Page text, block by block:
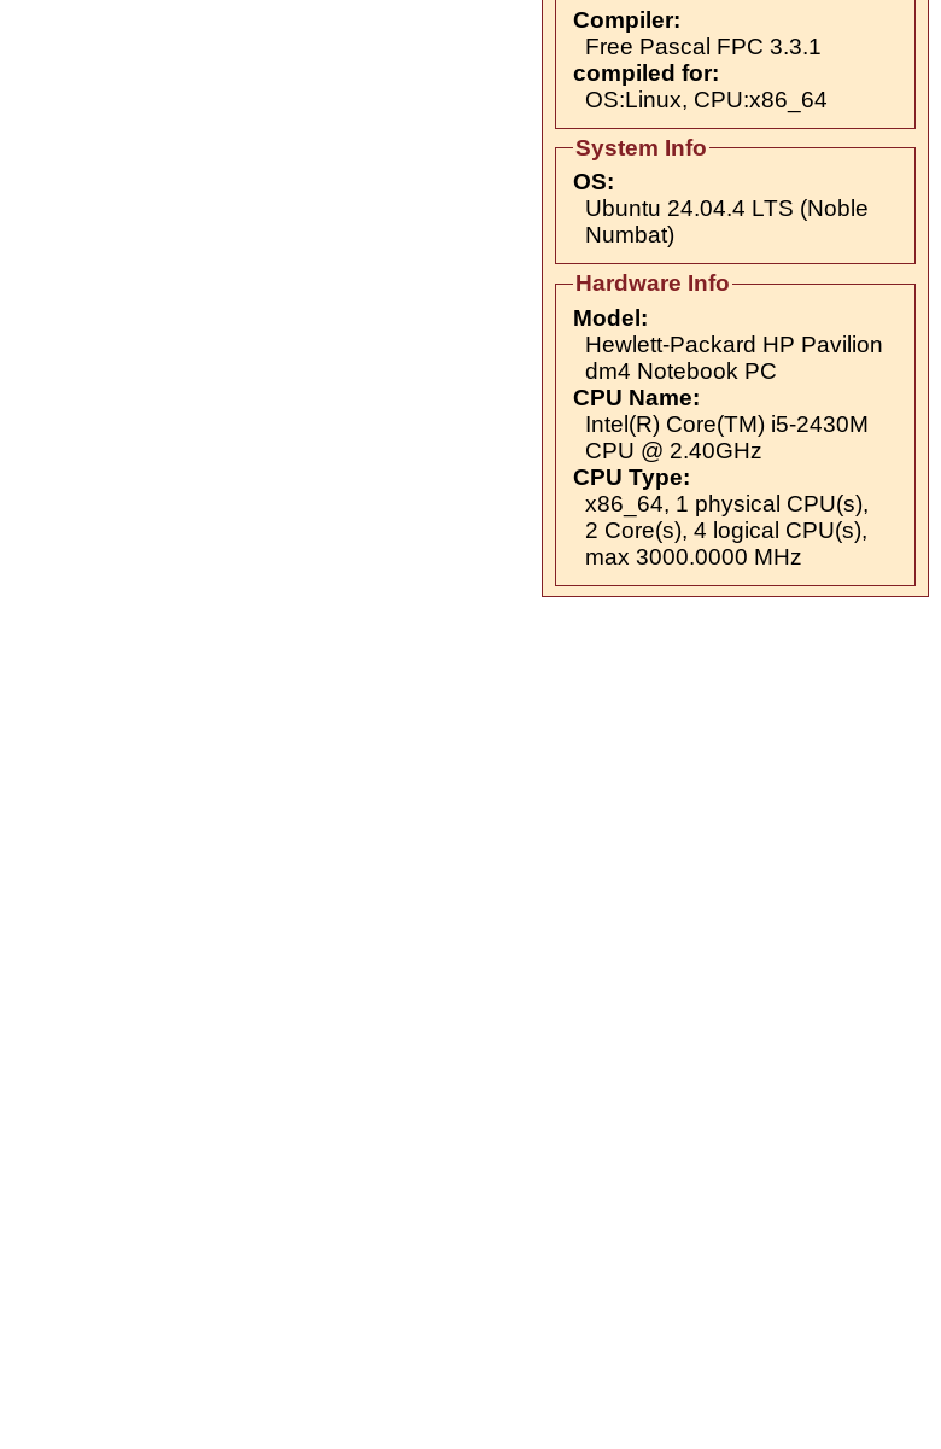
Compiler:
Free Pascal FPC 3.3.1
compiled for:
OS:Linux, CPU:x86_64
System Info
OS:
Ubuntu 24.04.4 LTS (Noble
Numbat)
Hardware Info
Model:
Hewlett-Packard HP Pavilion
dm4 Notebook PC
CPU Name:
Intel(R) Core(TM) i5-2430M
CPU @ 2.40GHz
CPU Type:
x86_64, 1 physical CPU(s),
2 Core(s), 4 logical CPU(s),
max 3000.0000 MHz